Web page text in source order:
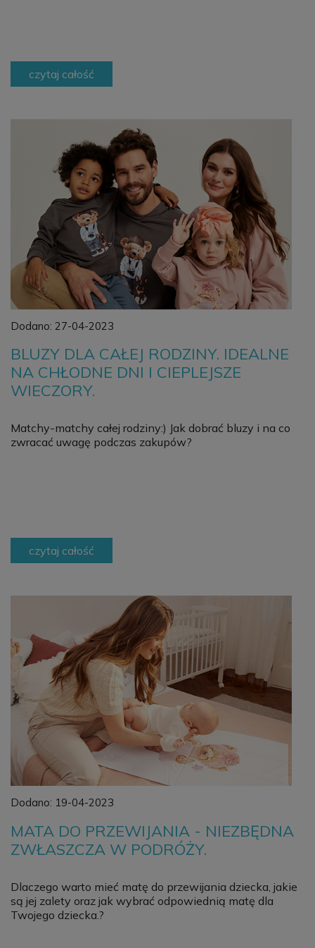
czytaj całość
Dodano: 27-04-2023
BLUZY DLA CAŁEJ RODZINY. IDEALNE
NA CHŁODNE DNI I CIEPLEJSZE
WIECZORY.
Matchy-matchy całej rodziny:) Jak dobrać bluzy i na co
zwracać uwagę podczas zakupów?
czytaj całość
Dodano: 19-04-2023
MATA DO PRZEWIJANIA - NIEZBĘDNA
ZWŁASZCZA W PODRÓŻY.
Dlaczego warto mieć matę do przewijania dziecka, jakie
są jej zalety oraz jak wybrać odpowiednią matę dla
Twojego dziecka.?